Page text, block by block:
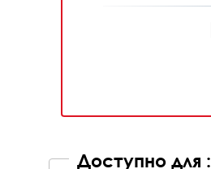
Доступно для :